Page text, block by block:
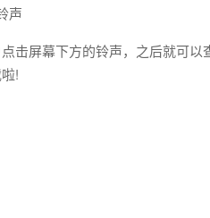
声
击屏幕下方的铃声，之后就可
!